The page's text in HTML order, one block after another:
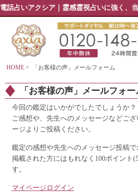
電話占いアクシア｜霊感霊視占いに強く、
HOME > 「お客様の声」メールフォーム
「お客様の声」メールフォー
今回の鑑定はいかがでしたでしょうか？
ご感想や、先生へのメッセージなどご
ージよりご投稿ください。
鑑定の感想や先生へのメッセージ投稿で
掲載された方にはもれなく100ポイント
す。
マイページログイン